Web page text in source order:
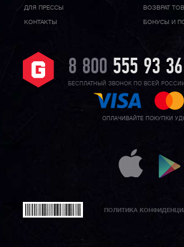
ДЛЯ ПРЕССЫ
КОНТАКТЫ
ВОЗВРАТ
БОНУСЫ И
8 800 555 93 36
БЕСПЛАТНЫЙ ЗВОНОК ПО ВСЕЙ РОССИИ
ОПЛАЧИВАЙТЕ ПОКУПКИ
ПОЛИТИКА